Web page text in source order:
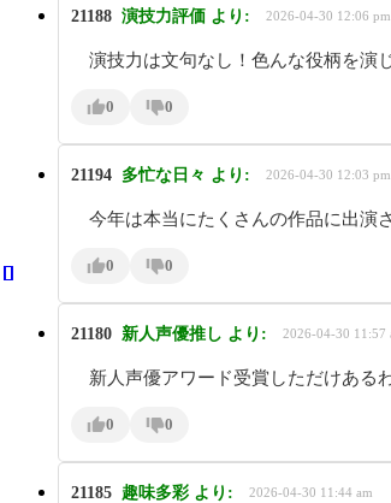
21188 演技力評価 より: 2026-04-30 12:06 pm
演技力は文句なし！色んな役柄を演
0 0
21194 多忙な日々 より: 2026-04-30 12:03 pm
今年は本当にたくさんの作品に出演
0 0
21180 新人声優推し より: 2026-04-30 11:57
新人声優アワード受賞しただけある
0 0
21185 趣味多彩 より: 2026-04-30 11:44 am